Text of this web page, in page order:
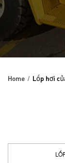
Home Lốp hơi